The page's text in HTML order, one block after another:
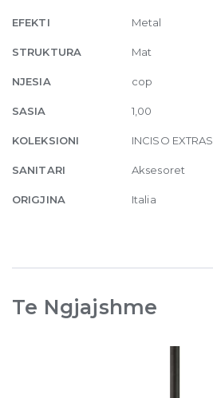
EFEKTI Metal
STRUKTURA Mat
NJESIA cop
SASIA 1,00
KOLEKSIONI INCISO EXTRAS
SANITARI Aksesoret
ORIGJINA Italia
Te Ngjajshme